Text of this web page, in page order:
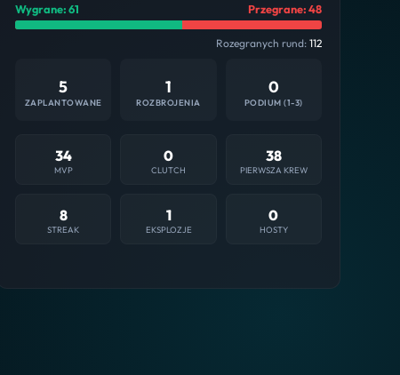
Wygrane: 61 Przegrane: 48
Rozegranych rund: 112
5
ZAPLANTOWANE
1
ROZBROJENIA
0
PODIUM (1-3)
34
MVP
0
CLUTCH
38
PIERWSZA KREW
8
STREAK
1
EKSPLOZJE
0
HOSTY